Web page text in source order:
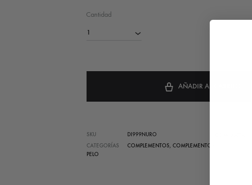
Cantidad
1
AÑADIR AL CARRITO
SKU
DI999NURO
CATEGORÍAS
COMPLEMENTOS, COMPLEMENTOS
PELO